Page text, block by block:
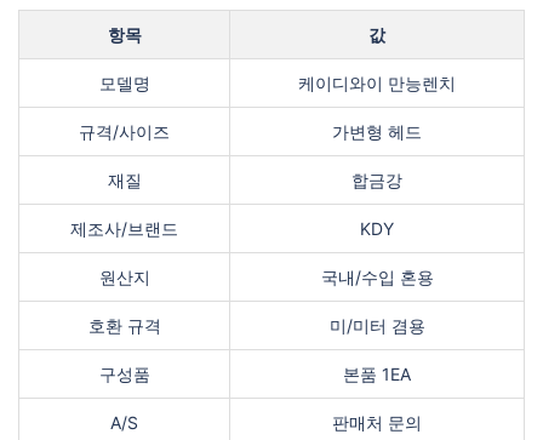
항목 값
모델명 케이디와이 만능렌치
규격/사이즈 가변형 헤드
재질 합금강
제조사/브랜드 KDY
원산지 국내/수입 혼용
호환 규격 미/미터 겸용
구성품 본품 1EA
A/S 판매처 문의